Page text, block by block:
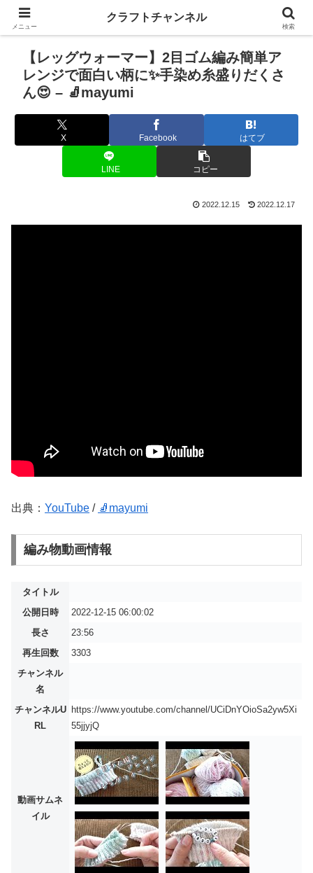
【レッグウォーマー】2目ゴム編み簡単ア
レンジで面白い柄に✨手染め糸盛りだくさ
ん😍 – 🧦mayumi
X Facebook はてブ
LINE コピー
2022.12.15 2022.12.17
出典： YouTube / 🧦mayumi
編み物動画情報
タイトル
公開日時
2022-12-15 06:00:02
長さ
23:56
再生回数
3303
チャンネル
名
チャンネルU
RL
https://www.youtube.com/channel/UCiDnYOioSa2yw5Xi
55jjyjQ
動画サムネ
イル
メニュー
クラフトチャンネル
検索